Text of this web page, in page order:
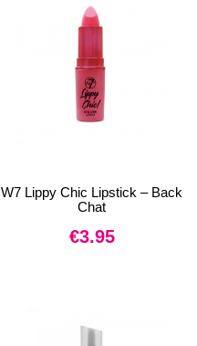
W7 Lippy Chic Lipstick – Back
Chat
€3.95